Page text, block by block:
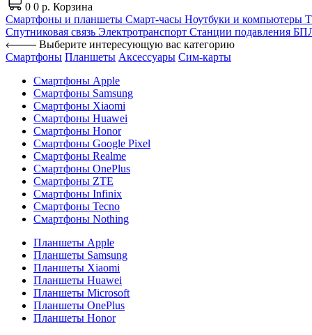
0 0 р. Корзина
Смартфоны и планшеты Смарт-часы Ноутбуки и компьютеры
Спутниковая связь Электротранспорт Станции подавления
Выберите интересующую вас категорию
Смартфоны Планшеты Аксессуары Сим-карты
Смартфоны Apple
Смартфоны Samsung
Смартфоны Xiaomi
Смартфоны Huawei
Смартфоны Honor
Смартфоны Google Pixel
Смартфоны Realme
Смартфоны OnePlus
Смартфоны ZTE
Смартфоны Infinix
Смартфоны Tecno
Смартфоны Nothing
Планшеты Apple
Планшеты Samsung
Планшеты Xiaomi
Планшеты Huawei
Планшеты Microsoft
Планшеты OnePlus
Планшеты Honor